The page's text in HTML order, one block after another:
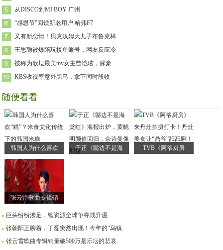
​从DISCO到MI BOY 广州
“感恩节”回馈新老用户 哈弗F7
又有新恋情！贝克汉姆大儿子布鲁克林
王思聪被爆陪玩接单账号，网友反应冷
被称为歌坛最美mv女主曾恺玹，嫁豪
KBS收视率意外黑马，拿下同时段收
随便看看
韩国人为什么喜欢 于正《鬓边不是海 TVB《阿爷厨房
张云雷歌曲专辑销
巨头纷纷涉足，锂资源全球争夺战升温
张朝阳正聊着，丁磊突然出现！今年的“乌镇
张云雷歌曲专辑销量破500万是乐坛的悲哀